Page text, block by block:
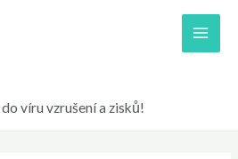
Main
víru vzrušení a zisků!